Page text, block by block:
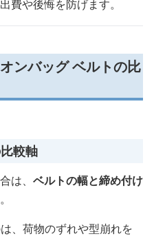
費や後悔を防げます。
ンバッグ ベルトの比
較軸
は、 ベルトの幅と締め付け
、荷物のずれや型崩れを